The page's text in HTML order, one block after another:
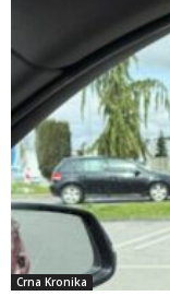
Crna Kronika